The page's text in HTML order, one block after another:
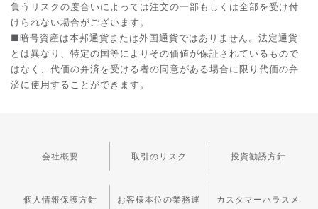
負うリスクの度合いによっては注文の一部もしくは全部を受け付
けられない場合がございます。
■暗号資産は本邦通貨または外国通貨ではありません。法定通貨
とは異なり、特定の国等によりその価値が保証されているもので
はなく、代価の弁済を受ける者の同意がある場合に限り代価の弁
済に使用することができます。
会社概要 取引のリスク 投資勧誘方針
個人情報保護方針
お客様本位の業務運
カスタマーハラスメ